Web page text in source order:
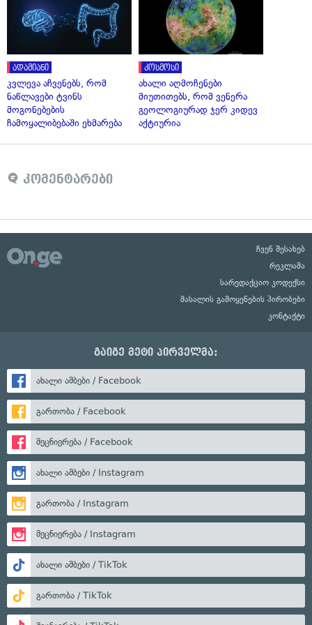
ადამიანი
კვლევა აჩვენებს, რომ
ნაწლავები ტვინს
მოგონებების
ჩამოყალიბებაში ეხმარება
კოსმოსი
ახალი აღმოჩენები
მიუთითებს, რომ ვენერა
გეოლოგიურად ჯერ კიდევ
აქტიურია
კომენტარები
ჩვენ შესახებ
რეკლამა
სარედაქციო კოდექსი
მასალის გამოყენების პირობები
კონტაქტი
გაიგე მეტი პირველმა:
ახალი ამბები / Facebook
გართობა / Facebook
მეცნიერება / Facebook
ახალი ამბები / Instagram
გართობა / Instagram
მეცნიერება / Instagram
ახალი ამბები / TikTok
გართობა / TikTok